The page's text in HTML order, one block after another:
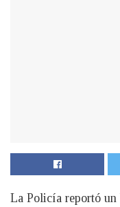
La Policía reportó un